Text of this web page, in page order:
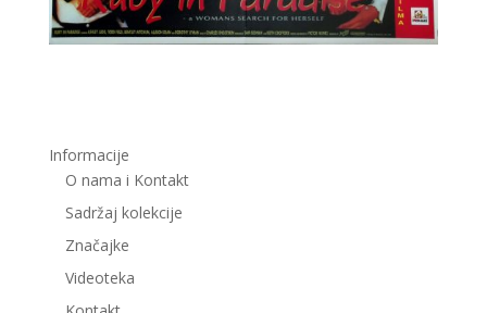
Informacije
O nama i Kontakt
Sadržaj kolekcije
Značajke
Videoteka